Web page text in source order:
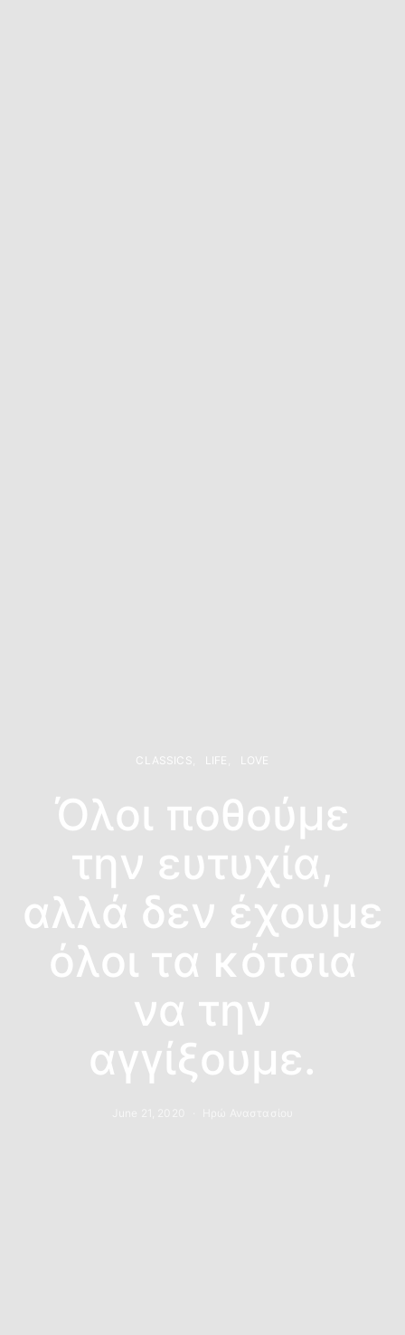
CLASSICS LIFE LOVE
Όλοι ποθούμε
την ευτυχία,
αλλά δεν έχουμε
όλοι τα κότσια
να την
αγγίξουμε.